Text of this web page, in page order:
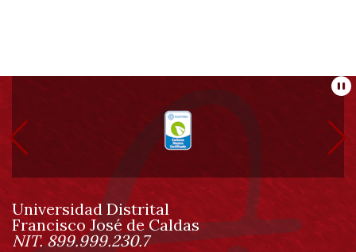
Información
pie
de
página
Información
Universidad Distrital
Francisco José de Caldas
NIT. 899.999.230.7